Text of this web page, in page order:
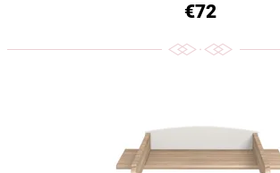
€72